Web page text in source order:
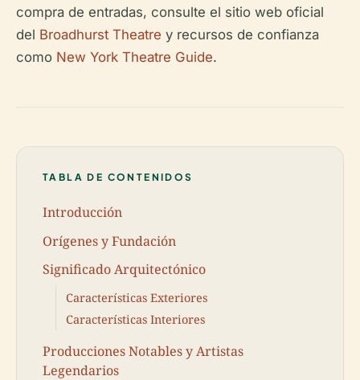
compra de entradas, consulte el sitio web oficial
del Broadhurst Theatre y recursos de confianza
como New York Theatre Guide.
TABLA DE CONTENIDOS
Introducción
Orígenes y Fundación
Significado Arquitectónico
Características Exteriores
Características Interiores
Producciones Notables y Artistas
Legendarios